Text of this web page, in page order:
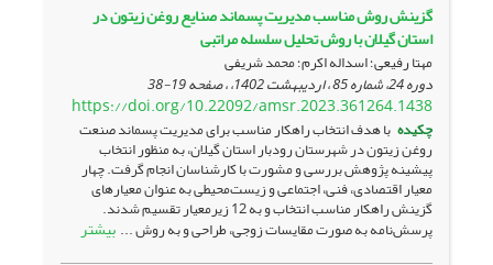
گزینش روش مناسب مدیریت پسماند صنایع روغن زیتون در
استان گیلان با روش تحلیل سلسله مراتبی
مهتا رفیعی؛ اسداله اکرم؛ محمد شریفی
دوره 24، شماره 85 ، اردیبهشت 1402، ، صفحه 19-38
https://doi.org/10.22092/amsr.2023.361264.1438
چکیده با هدف انتخاب راهکار مناسب برای مدیریت پسماند صنعت
روغن زیتون در شهرستان رودبار استان گیلان، به منظور انتخاب
پیشینه پژوهش بررسی و مشورت با کارشناسان انجام گرفت. چهار
معیار اقتصادی، فنی، اجتماعی و زیست‌محیطی به‌ عنوان معیارهای
گزینش راهکار مناسب انتخاب و به 12 زیرمعیار تقسیم شدند.
پرسش‌نامه‌ به‌ صورت مقایسات زوجی، طراحی و به روش ... بیشتر